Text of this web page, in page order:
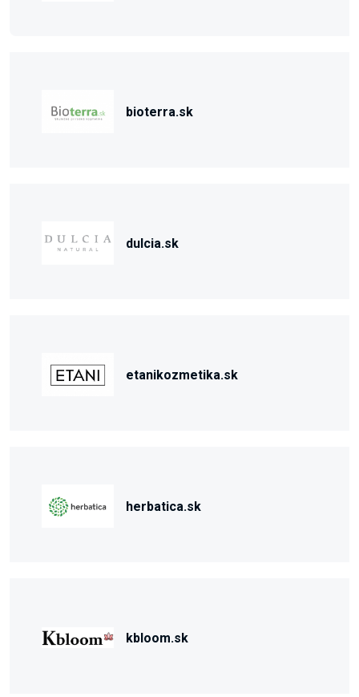
bioterra.sk
dulcia.sk
etanikozmetika.sk
herbatica.sk
kbloom.sk